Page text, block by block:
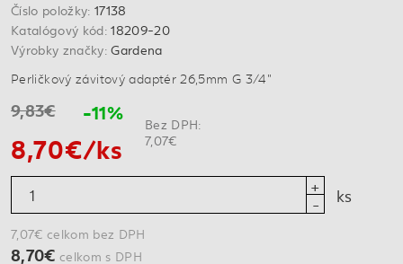
Číslo položky: 17138
Katalógový kód:18209-20
Výrobky značky:Gardena
Perličkový závitový adaptér 26,5mm G 3/4"
9,83€ -11%
8,70€/ks
Bez DPH:
7,07€
ks
7,07€ celkom bez DPH
8,70€ celkom s DPH